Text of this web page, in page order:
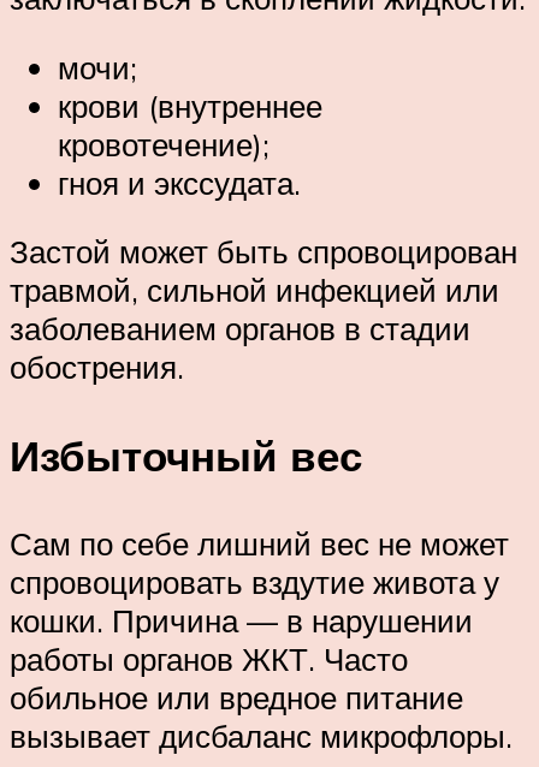
мочи;
крови (внутреннее
кровотечение);
гноя и экссудата.
Застой может быть спровоцирован
травмой, сильной инфекцией или
заболеванием органов в стадии
обострения.
Избыточный вес
Сам по себе лишний вес не может
спровоцировать вздутие живота у
кошки. Причина — в нарушении
работы органов ЖКТ. Часто
обильное или вредное питание
вызывает дисбаланс микрофлоры.